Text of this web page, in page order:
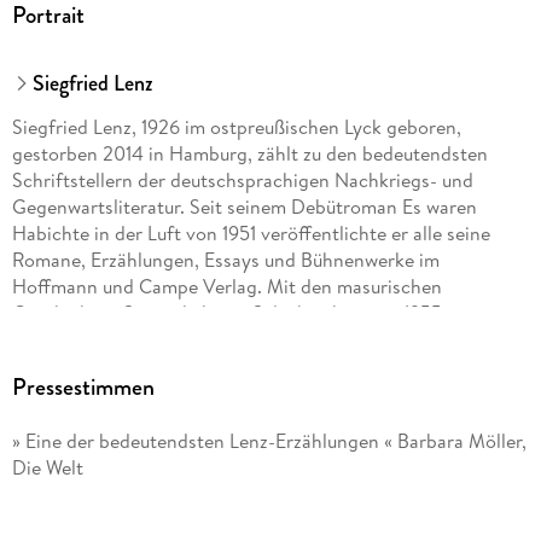
Portrait
Siegfried Lenz
Siegfried Lenz, 1926 im ostpreußischen Lyck geboren,
gestorben 2014 in Hamburg, zählt zu den bedeutendsten
Schriftstellern der deutschsprachigen Nachkriegs- und
Gegenwartsliteratur. Seit seinem Debütroman Es waren
Habichte in der Luft von 1951 veröffentlichte er alle seine
Romane, Erzählungen, Essays und Bühnenwerke im
Hoffmann und Campe Verlag. Mit den masurischen
Geschichten So zärtlich war Suleyken hatte er 1955 seinen
(z. B. Der Mann im Strom, 1957, oder Brot und Spiele, 1959)
Zu Lenz' größtem Erfolg wurde der 1968 erschienene Roman
Deutschstunde. Bis heute ist die Geschichte eines Polizisten,
Pressestimmen
» Eine der bedeutendsten Lenz-Erzählungen « Barbara Möller,
Die Welt